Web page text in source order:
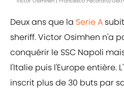
Deux ans que la Serie A
sheriff. Victor Osimhen n'a
conquérir le SSC Napoli
l'Italie puis l'Europe entière.
inscrit plus de 30 buts par